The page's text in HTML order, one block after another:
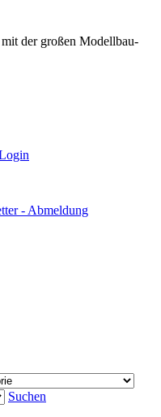
der großen Modellbau-
- Abmeldung
Suchen